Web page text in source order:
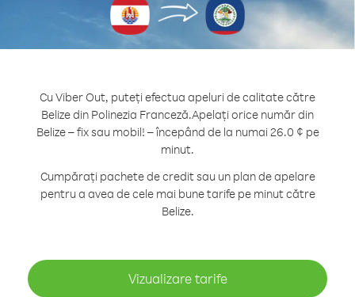
Cu Viber Out, puteți efectua apeluri de calitate către
Belize din Polinezia Franceză.Apelați orice număr din
Belize – fix sau mobil! – începând de la numai 26.0 ¢ pe
minut.
Cumpărați pachete de credit sau un plan de apelare
pentru a avea de cele mai bune tarife pe minut către
Belize.
Vizualizare tarife